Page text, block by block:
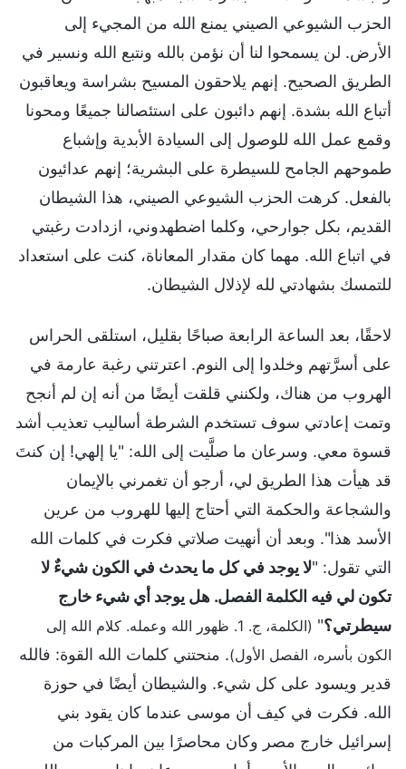
الحزب الشيوعي الصيني يمنع الله من المجيء إلى
الأرض. لن يسمحوا لنا أن نؤمن بالله ونتبع الله ونسير في
الطريق الصحيح. إنهم يلاحقون المسيح بشراسة ويعاقبون
أتباع الله بشدة. إنهم دائبون على استئصالنا جميعًا ومحونا
وقمع عمل الله للوصول إلى السيادة الأبدية وإشباع
طموحهم الجامح للسيطرة على البشرية؛ إنهم عدائيون
بالفعل. كرهت الحزب الشيوعي الصيني، هذا الشيطان
القديم، بكل جوارحي، وكلما اضطهدوني، ازدادت رغبتي
في اتباع الله. مهما كان مقدار المعاناة، كنت على استعداد
للتمسك بشهادتي لله لإذلال الشيطان.
لاحقًا، بعد الساعة الرابعة صباحًا بقليل، استلقى الحراس
على أسرَّتهم وخلدوا إلى النوم. اعترتني رغبة عارمة في
الهروب من هناك، ولكنني قلقت أيضًا من أنه إن لم أنجح
وتمت إعادتي سوف تستخدم الشرطة أساليب تعذيب أشد
قسوة معي. وسرعان ما صلَّيت إلى الله: "يا إلهي! إن كنتَ
قد هيأت هذا الطريق لي، أرجو أن تغمرني بالإيمان
والشجاعة والحكمة التي أحتاج إليها للهروب من عرين
الأسد هذا". وبعد أن أنهيت صلاتي فكرت في كلمات الله
التي تقول: "لا يوجد في كل ما يحدث في الكون شيءٌ لا
تكون لي فيه الكلمة الفصل. هل يوجد أي شيء خارج
سيطرتي؟"
(الكلمة، ج. 1. ظهور الله وعمله. كلام الله إلى
الكون بأسره، الفصل الأول). منحتني كلمات الله القوة: فالله
قدير ويسود على كل شيء. والشيطان أيضًا في حوزة
الله. فكرت في كيف أن موسى عندما كان يقود بني
إسرائيل خارج مصر وكان محاصرًا بين المركبات من